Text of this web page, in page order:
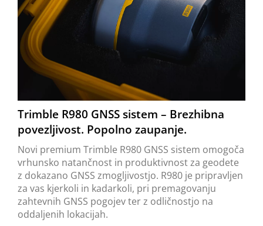
Trimble R980 GNSS sistem – Brezhibna
povezljivost. Popolno zaupanje.
Novi premium Trimble R980 GNSS sistem omogoča
vrhunsko natančnost in produktivnost za geodete
z dokazano GNSS zmogljivostjo. R980 je pripravljen
za vas kjerkoli in kadarkoli, pri premagovanju
zahtevnih GNSS pogojev ter z odličnostjo na
oddaljenih lokacijah.